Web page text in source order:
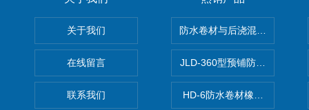
关于我们
在线留言
联系我们
防水卷材与后浇混凝土剥离强
JLD-360型预铺防水卷材抗冲
HD-6防水卷材橡胶测厚仪